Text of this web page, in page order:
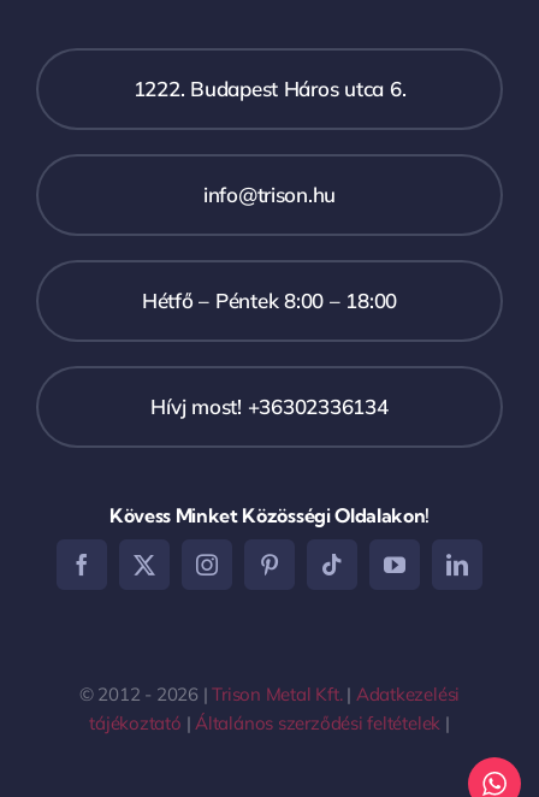
1222. Budapest Háros utca 6.
info@trison.hu
Hétfő – Péntek 8:00 – 18:00
Hívj most! +36302336134
Kövess Minket Közösségi Oldalakon!
© 2012 - 2026 |Trison Metal Kft.| Adatkezelési
tájékoztató |Általános szerződési feltételek |